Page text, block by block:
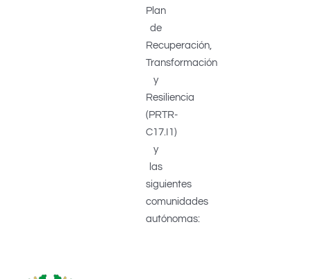
Plan
de
Recuperación,
Transformación
y
Resiliencia
(PRTR-
C17.I1)
y
las
siguientes
comunidades
autónomas: